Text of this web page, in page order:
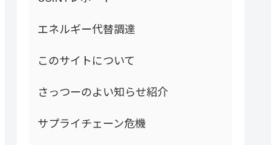
エネルギー代替調達
このサイトについて
さっつーのよい知らせ紹介
サプライチェーン危機